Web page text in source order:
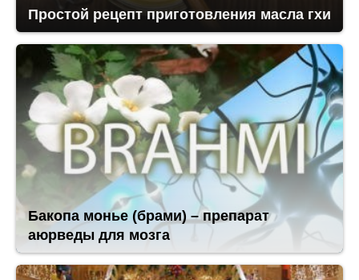
Простой рецепт приготовления масла гхи
Бакопа монье (брами) – препарат
аюрведы для мозга